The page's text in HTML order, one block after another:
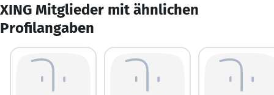
XING Mitglieder mit ähnlichen
Profilangaben